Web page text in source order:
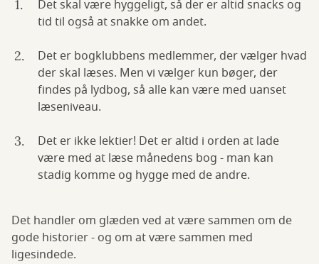
Det skal være hyggeligt, så der er altid snacks og
tid til også at snakke om andet.
Det er bogklubbens medlemmer, der vælger hvad
der skal læses. Men vi vælger kun bøger, der
findes på lydbog, så alle kan være med uanset
læseniveau.
Det er ikke lektier! Det er altid i orden at lade
være med at læse månedens bog - man kan
stadig komme og hygge med de andre.
Det handler om glæden ved at være sammen om de
gode historier - og om at være sammen med
ligesindede.